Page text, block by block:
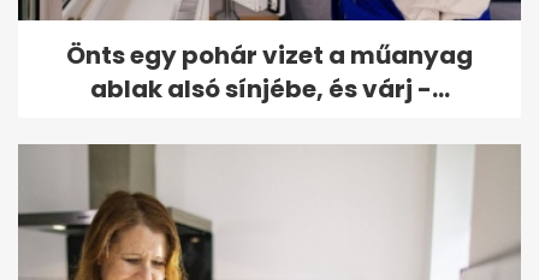
Önts egy pohár vizet a műanyag
ablak alsó sínjébe, és várj -...